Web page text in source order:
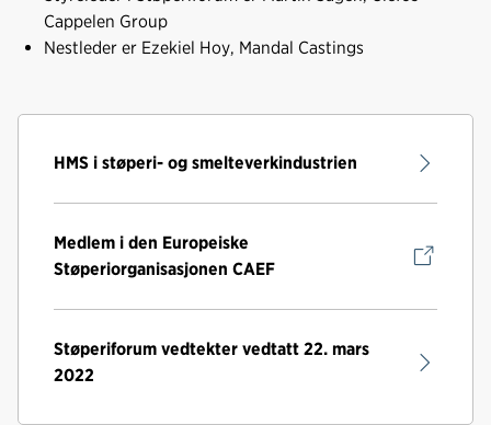
Cappelen Group
Nestleder er Ezekiel Hoy, Mandal Castings
HMS i støperi- og smelteverkindustrien
Medlem i den Europeiske
Støperiorganisasjonen CAEF
Støperiforum vedtekter vedtatt 22. mars
2022